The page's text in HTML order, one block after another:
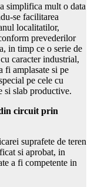
simplifica mult o data
se facilitarea
localitatilor,
prevederilor
in timp ce o serie de
caracter industrial,
fi amplasate si pe
pe cele cu
si slab productive.
din circuit prin
suprafete de teren
si aprobat, in
a fi competente in